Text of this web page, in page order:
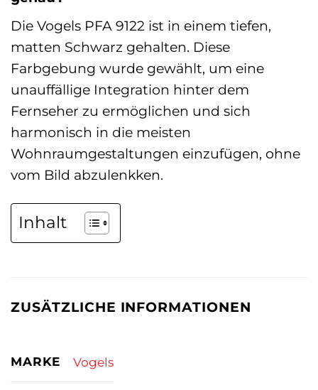
Die Vogels PFA 9122 ist in einem tiefen,
matten Schwarz gehalten. Diese
Farbgebung wurde gewählt, um eine
unauffällige Integration hinter dem
Fernseher zu ermöglichen und sich
harmonisch in die meisten
Wohnraumgestaltungen einzufügen, ohne
vom Bild abzulenkken.
Inhalt
ZUSÄTZLICHE INFORMATIONEN
MARKE Vogels